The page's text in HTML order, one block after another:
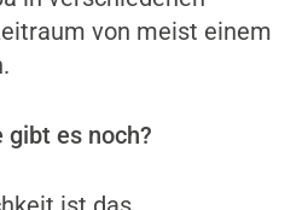
von meist einem
gibt es noch?